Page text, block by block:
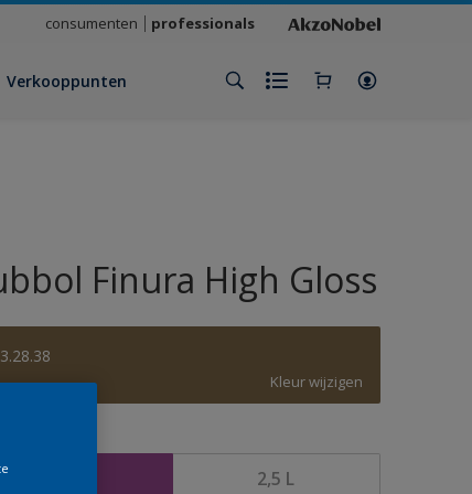
consumenten professionals
Verkooppunten
Finura High Gloss
Kleur wijzigen
2,5 L